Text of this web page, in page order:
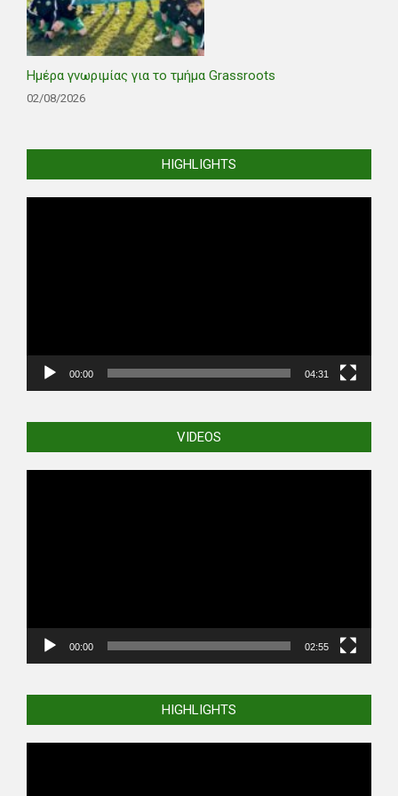
Ημέρα γνωριμίας για το τμήμα Grassroots
02/08/2026
HIGHLIGHTS
00:00 04:31
VIDEOS
00:00 02:55
HIGHLIGHTS